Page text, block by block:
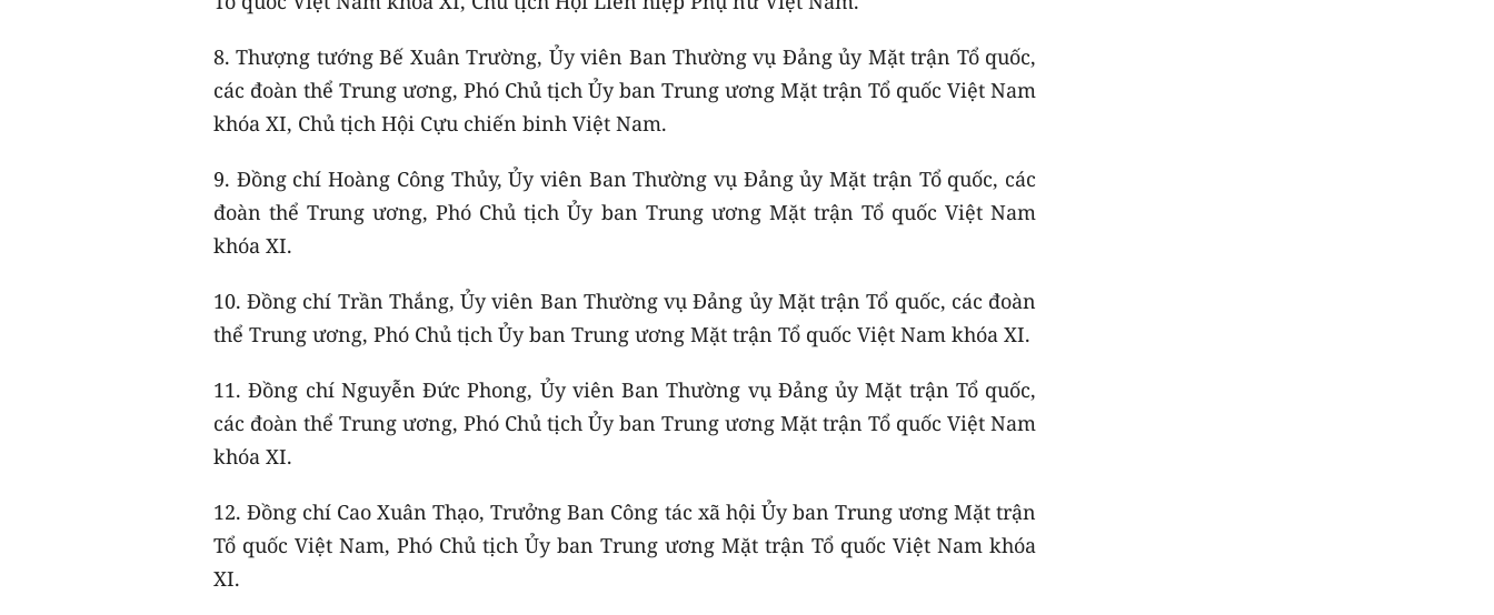
8. Thượng tướng Bế Xuân Trường, Ủy viên Ban Thường vụ Đảng ủy Mặt trận Tổ quốc,
các đoàn thể Trung ương, Phó Chủ tịch Ủy ban Trung ương Mặt trận Tổ quốc Việt Nam
khóa XI, Chủ tịch Hội Cựu chiến binh Việt Nam.
9. Đồng chí Hoàng Công Thủy, Ủy viên Ban Thường vụ Đảng ủy Mặt trận Tổ quốc, các
đoàn thể Trung ương, Phó Chủ tịch Ủy ban Trung ương Mặt trận Tổ quốc Việt Nam
khóa XI.
10. Đồng chí Trần Thắng, Ủy viên Ban Thường vụ Đảng ủy Mặt trận Tổ quốc, các đoàn
thể Trung ương, Phó Chủ tịch Ủy ban Trung ương Mặt trận Tổ quốc Việt Nam khóa XI.
11. Đồng chí Nguyễn Đức Phong, Ủy viên Ban Thường vụ Đảng ủy Mặt trận Tổ quốc,
các đoàn thể Trung ương, Phó Chủ tịch Ủy ban Trung ương Mặt trận Tổ quốc Việt Nam
khóa XI.
12. Đồng chí Cao Xuân Thạo, Trưởng Ban Công tác xã hội Ủy ban Trung ương Mặt trận
Tổ quốc Việt Nam, Phó Chủ tịch Ủy ban Trung ương Mặt trận Tổ quốc Việt Nam khóa
XI.